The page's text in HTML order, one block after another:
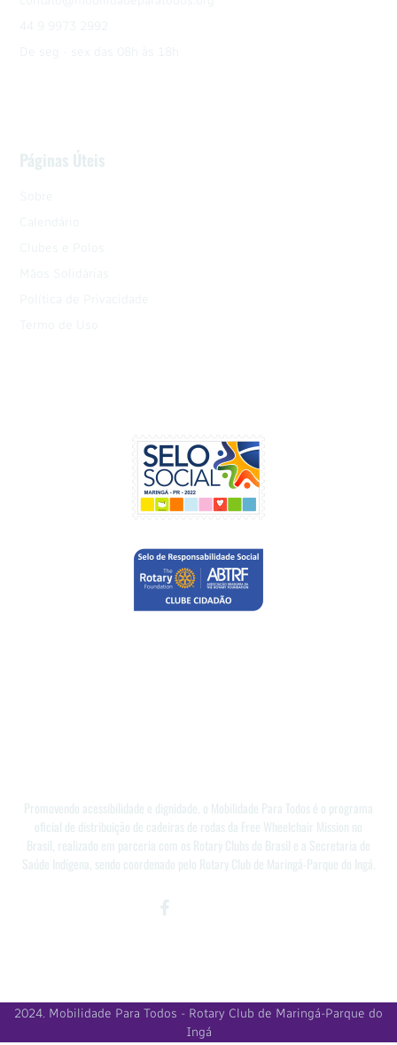
Promovendo acessibilidade e dignidade, o Mobilidade Para Todos é o programa
oficial de distribuição de cadeiras de rodas da Free Wheelchair Mission no
Brasil, realizado em parceria com os Rotary Clubs do Brasil e a Secretaria de
Saúde Indígena, sendo coordenado pelo Rotary Club de Maringá-Parque do Ingá.
Facebook-
Páginas Úteis
Sobre
Calendário
Clubes e Polos
Mãos Solidárias
Política de Privacidade
Termo de Uso
44 9 9973 2992
De seg - sex das 08h às 18h
2024. Mobilidade Para Todos - Rotary Club de Maringá-Parque do
Ingá